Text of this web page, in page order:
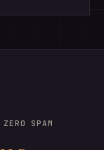
SPAM